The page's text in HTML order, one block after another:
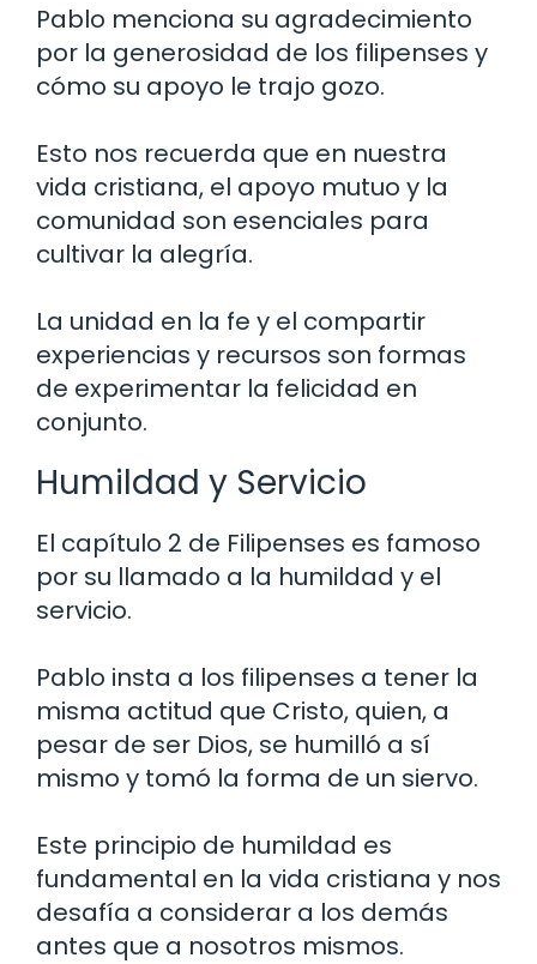
Pablo menciona su agradecimiento
por la generosidad de los filipenses y
cómo su apoyo le trajo gozo.
Esto nos recuerda que en nuestra
vida cristiana, el apoyo mutuo y la
comunidad son esenciales para
cultivar la alegría.
La unidad en la fe y el compartir
experiencias y recursos son formas
de experimentar la felicidad en
conjunto.
Humildad y Servicio
El capítulo 2 de Filipenses es famoso
por su llamado a la humildad y el
servicio.
Pablo insta a los filipenses a tener la
misma actitud que Cristo, quien, a
pesar de ser Dios, se humilló a sí
mismo y tomó la forma de un siervo.
Este principio de humildad es
fundamental en la vida cristiana y nos
desafía a considerar a los demás
antes que a nosotros mismos.